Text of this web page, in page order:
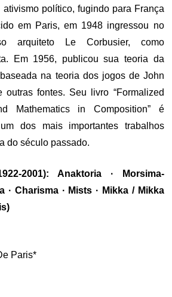
político, fugindo para França
em Paris, em 1948 ingressou no
arquiteto Le Corbusier, como
Em 1956, publicou sua teoria da
na teoria dos jogos de John
outras fontes. Seu livro “Formalized
Mathematics in Composition” é
dos mais importantes trabalhos
do século passado.
2001): Anaktoria · Morsima-
· Charisma · Mists · Mikka / Mikka
Paris*